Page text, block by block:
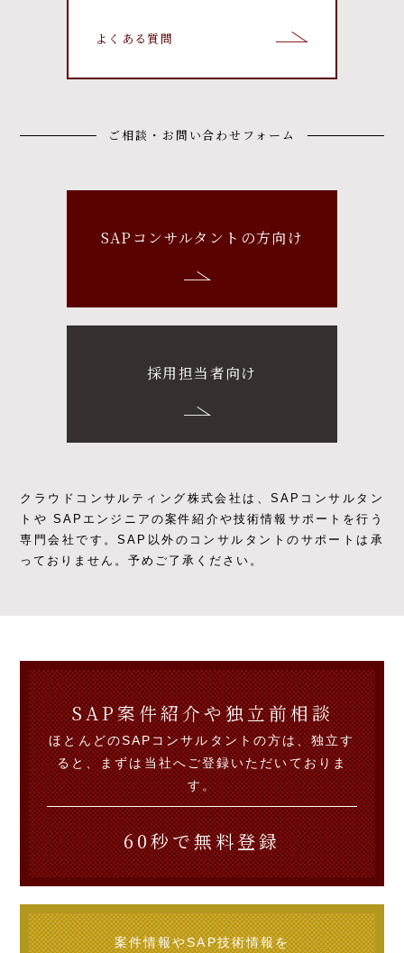
よくある質問
ご相談・お問い合わせフォーム
SAPコンサルタントの方向け
採用担当者向け
クラウドコンサルティング株式会社は、SAPコンサルタン
トや SAPエンジニアの案件紹介や技術情報サポートを行う
専門会社です。SAP以外のコンサルタントのサポートは承
っておりません。予めご了承ください。
SAP案件紹介や独立前相談
ほとんどのSAPコンサルタントの方は、独立す
ると、まずは当社へご登録いただいておりま
す。
60秒で無料登録
案件情報やSAP技術情報を